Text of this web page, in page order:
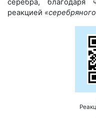
серебра, благодаря
реакцией